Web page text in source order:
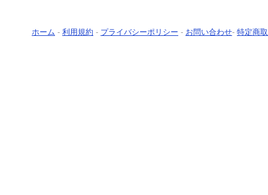
ホーム - 利用規約 - プライバシーポリシー - お問い合わせ- 特定商